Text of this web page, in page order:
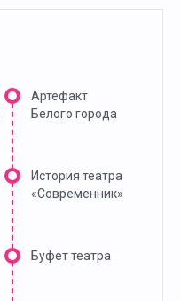
Артефакт
Белого города
История театра
«Современник»
Буфет театра